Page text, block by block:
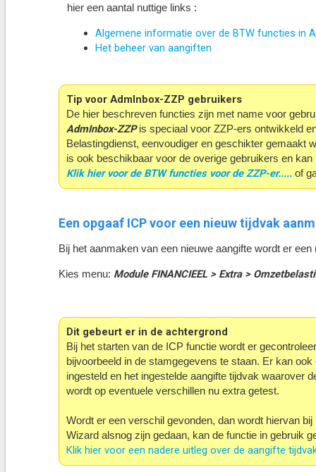
hier een aantal nuttige links :
Algemene informatie over de BTW functies in
Het beheer van aangiften
Tip voor AdmInbox-ZZP gebruikers
De hier beschreven functies zijn met name voor
AdmInbox-ZZP is speciaal voor ZZP-ers ontwikkeld
Belastingdienst, eenvoudiger en geschikter gemaakt
is ook beschikbaar voor de overige gebruikers en
Klik hier voor de BTW functies voor de ZZP-er..... of
Een opgaaf ICP voor een nieuw tijdvak
Bij het aanmaken van een nieuwe aangifte wordt er
Kies menu: Module FINANCIEEL > Extra >
Dit gebeurt er in de achtergrond
Bij het starten van de ICP functie wordt er
bijvoorbeeld in de stamgegevens te staan. Er kan
ingesteld en het ingestelde aangifte tijdvak waarover
wordt op eventuele verschillen nu extra getest.
Wordt er een verschil gevonden, dan wordt hiervan
Wizard alsnog zijn gedaan, kan de functie in gebruik
Klik hier voor een nadere uitleg over de aangifte